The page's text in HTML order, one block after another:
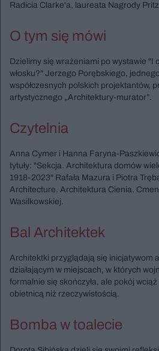
Radicia Clarke'a, laureata Nagrody
O tym się mówi
Dzielimy się wrażeniami po wystawie "I
włosku?" Jerzego Porębskiego,
współczesnych polskich projektantów,
artystycznego „Architektury-murator”.
Czytelnia
Anna Cymer i Hanna Faryna-
tytuły: "Sekcja. Architektura domów
1918-2023" Rafała Mazura i Piotra
Architecture. Architektura Cienia.
Wasilkowskiej.
Bal Architektek
Architektki przyglądają się inicjatywom
działającym w miejscach, w których
formalnie się skończyła, ale pokój
obietnicą niż rzeczywistością.
Bomba w toalecie